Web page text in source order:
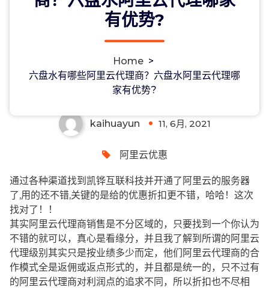
有优势?
Home >
六盘水有哪些阿里云代理商？六盘水阿里云代理哪
家有优势?
里云代理哪家有优势?
kaihuayun 11, 6月, 2021
阿里云优惠
通过各种渠道找到凯铧互联科技并开通了阿里云的服务器
了,用的还不错,关键的是给的优惠折扣更不错，哈哈！这次
找对了！！
其实阿里云代理商销售是不分区域的，只要找到一个你认为
不错的就可以，真心是看缘分，并且我了解到所谓的阿里云
代理级别其实只是按业绩多少而定，他们阿里云代理商的合
作模式全是返佣或返点形式的，并且都是统一的，只不过有
的阿里云代理商对利润点的追求不同，所以折扣也不尽相